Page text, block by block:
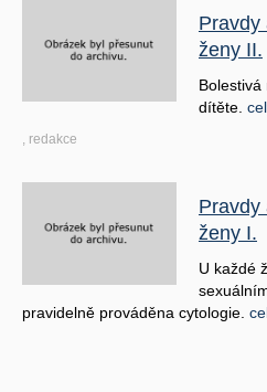
Pravdy
ženy II.
dítěte.
, redakce
Pravdy
ženy I.
U každé
pravidelně prováděna cytologie.